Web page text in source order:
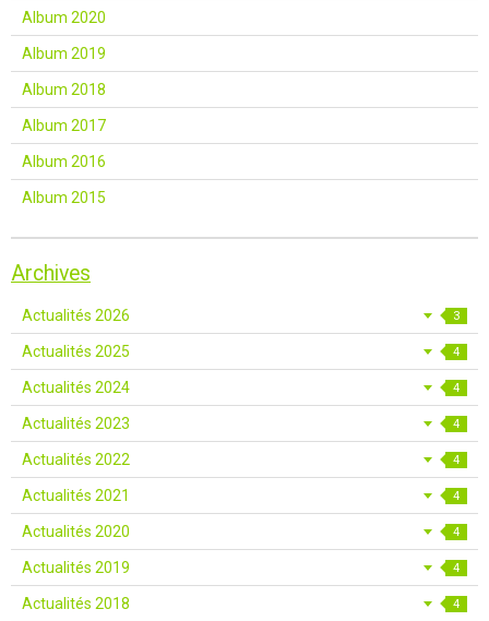
Album 2020
Album 2019
Album 2018
Album 2017
Album 2016
Album 2015
Archives
Actualités 2026 3
Actualités 2025 4
Actualités 2024 4
Actualités 2023 4
Actualités 2022 4
Actualités 2021 4
Actualités 2020 4
Actualités 2019 4
Actualités 2018 4